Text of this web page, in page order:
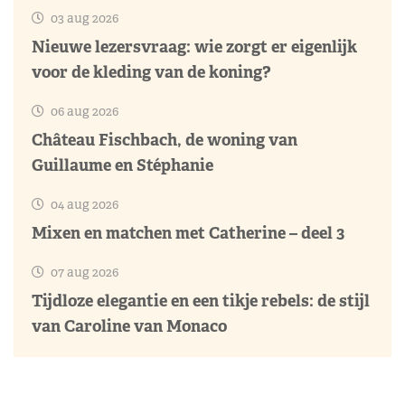
03 aug 2026
Nieuwe lezersvraag: wie zorgt er eigenlijk
voor de kleding van de koning?
06 aug 2026
Château Fischbach, de woning van
Guillaume en Stéphanie
04 aug 2026
Mixen en matchen met Catherine – deel 3
07 aug 2026
Tijdloze elegantie en een tikje rebels: de stijl
van Caroline van Monaco